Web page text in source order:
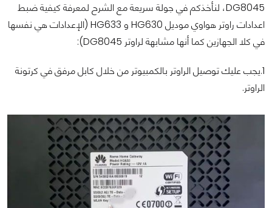
DG8045، لنأخذكم في جولة سريعة مع الشرح لمعرفة كيفية ضبط
اعدادات راوتر هواوي موديل HG630 و HG633 (الإعدادات هي نفسها
في كلا الجهازين كما أنها مشابهة لراوتر DG8045):
1.يجب عليك توصيل الراوتر بالكمبيوتر من خلال كابل مرفق في كرتونة
الراوتر.